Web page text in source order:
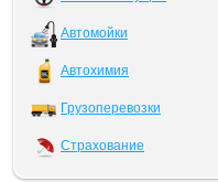
Автомойки
Автохимия
Грузоперевозки
Страхование